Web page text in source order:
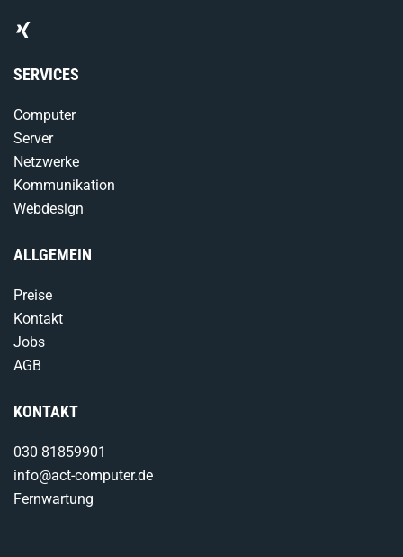
SERVICES
Computer
Server
Netzwerke
Kommunikation
Webdesign
ALLGEMEIN
Preise
Kontakt
Jobs
AGB
KONTAKT
030 81859901
info@act-computer.de
Fernwartung